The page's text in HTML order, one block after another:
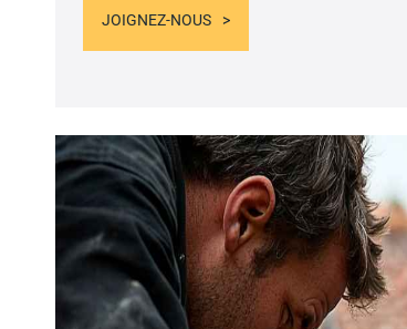
JOIGNEZ-NOUS